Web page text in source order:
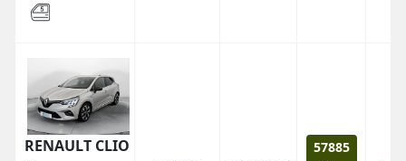
RENAULT CLIO
57885